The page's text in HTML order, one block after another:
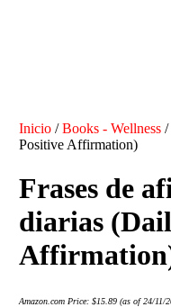
Inicio /Books - Wellness /
Positive Affirmation)
Frases de
diarias
Amazon.com Price:$15.89 (as of 24/11/